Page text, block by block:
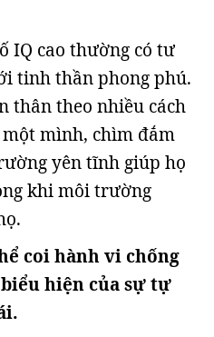
IQ cao thường có tư
tinh thần phong phú.
thân theo nhiều cách
mình, chìm đắm
yên tĩnh giúp họ
khi môi trường
coi hành vi chống
hiện của sự tự